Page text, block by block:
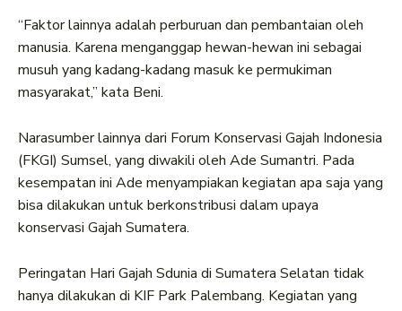
“Faktor lainnya adalah perburuan dan pembantaian oleh
manusia. Karena menganggap hewan-hewan ini sebagai
musuh yang kadang-kadang masuk ke permukiman
masyarakat,” kata Beni.
Narasumber lainnya dari Forum Konservasi Gajah Indonesia
(FKGI) Sumsel, yang diwakili oleh Ade Sumantri. Pada
kesempatan ini Ade menyampiakan kegiatan apa saja yang
bisa dilakukan untuk berkonstribusi dalam upaya
konservasi Gajah Sumatera.
Peringatan Hari Gajah Sdunia di Sumatera Selatan tidak
hanya dilakukan di KIF Park Palembang. Kegiatan yang